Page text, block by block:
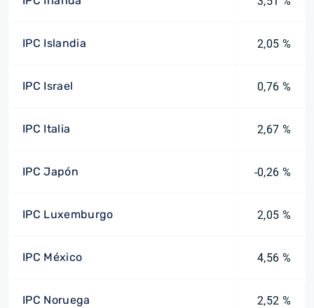
IPC Islandia 2,05 %
IPC Israel 0,76 %
IPC Italia 2,67 %
IPC Japón -0,26 %
IPC Luxemburgo 2,05 %
IPC México 4,56 %
IPC Noruega 2,52 %